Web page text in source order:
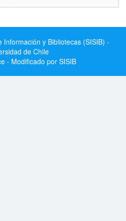
Información y Bibliotecas (SISIB) -
de Chile
- Modificado por SISIB